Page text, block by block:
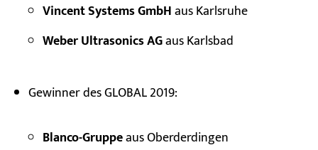
Vincent Systems GmbHaus Karlsruhe
Weber Ultrasonics AGaus Karlsbad
Gewinner des GLOBAL 2019:
Blanco-Gruppeaus Oberderdingen